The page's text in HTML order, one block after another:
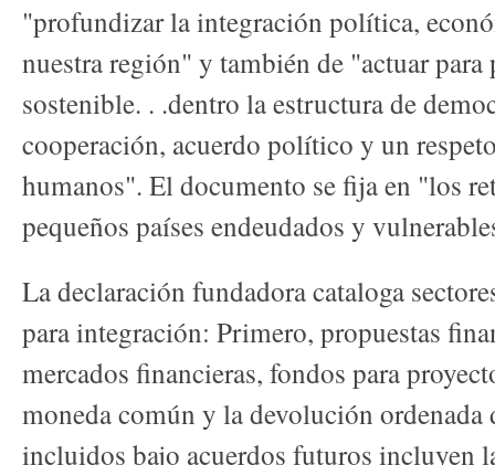
"profundizar la integración política,
nuestra región" y también de "actuar
sostenible. . .dentro la estructura de
cooperación, acuerdo político y un
humanos". El documento se fija en "los
pequeños países endeudados y
La declaración fundadora cataloga
para integración: Primero, propuestas
mercados financieras, fondos para
moneda común y la devolución ordenada
incluidos bajo acuerdos futuros incluyen